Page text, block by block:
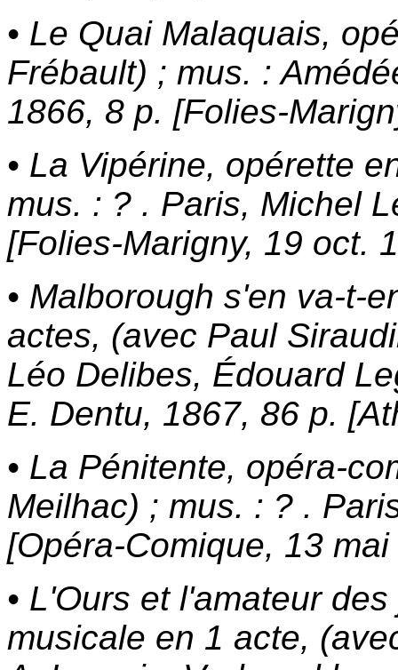
• Le Quai Malaquais,
Frébault) ; mus. :
1866, 8 p. [Folies-
• La Vipérine, opérette
mus. : ? . Paris, Michel
[Folies-Marigny, 19 oct.
• Malborough s'en va-t-
actes, (avec Paul
Léo Delibes, Édouard
E. Dentu, 1867, 86 p.
• La Pénitente, opéra-
Meilhac) ; mus. : ? .
[Opéra-Comique, 13
• L'Ours et l'amateur
musicale en 1 acte,